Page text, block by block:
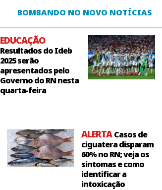
BOMBANDO NO NOVO NOTÍCIAS
EDUCAÇÃO
Resultados do Ideb
2025 serão
apresentados pelo
Governo do RN nesta
quarta-feira
ALERTACasos de
ciguatera disparam
60% no RN; veja os
sintomas e como
identificar a
intoxicação